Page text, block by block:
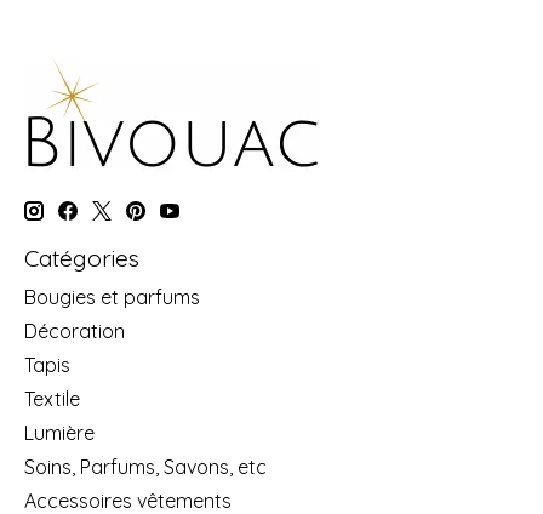
Catégories
Bougies et parfums
Décoration
Tapis
Textile
Lumière
Soins, Parfums, Savons, etc
Accessoires vêtements